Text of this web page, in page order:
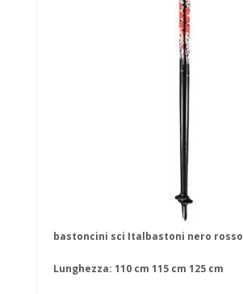
bastoncini sci Italbastoni nero rosso
Lunghezza: 110 cm 115 cm 125 cm